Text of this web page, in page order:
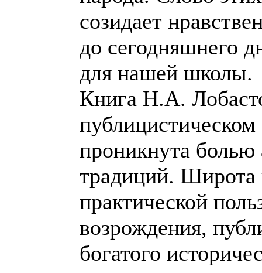
созидает
до сегодняшнего
для нашей школы.
Книга Н.А.
проникнута болью
традиций. Широта
практической
возрождения,
богатого